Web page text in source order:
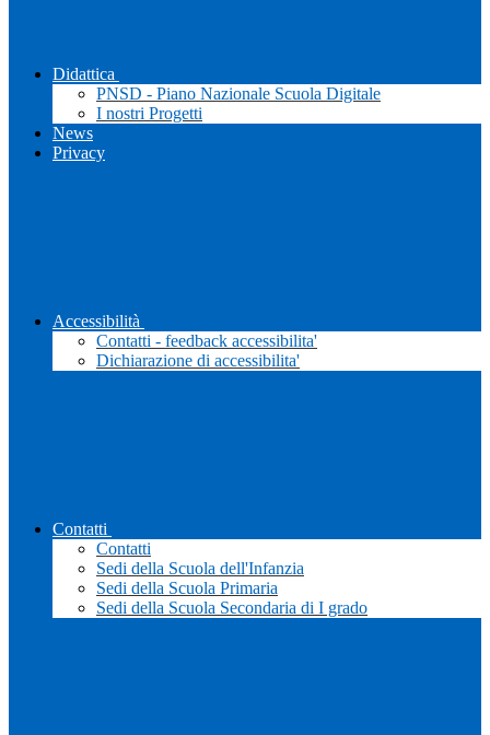
Didattica
PNSD - Piano Nazionale Scuola Digitale
I nostri Progetti
News
Privacy
Accessibilità
Contatti - feedback accessibilita'
Dichiarazione di accessibilita'
Contatti
Contatti
Sedi della Scuola dell'Infanzia
Sedi della Scuola Primaria
Sedi della Scuola Secondaria di I grado